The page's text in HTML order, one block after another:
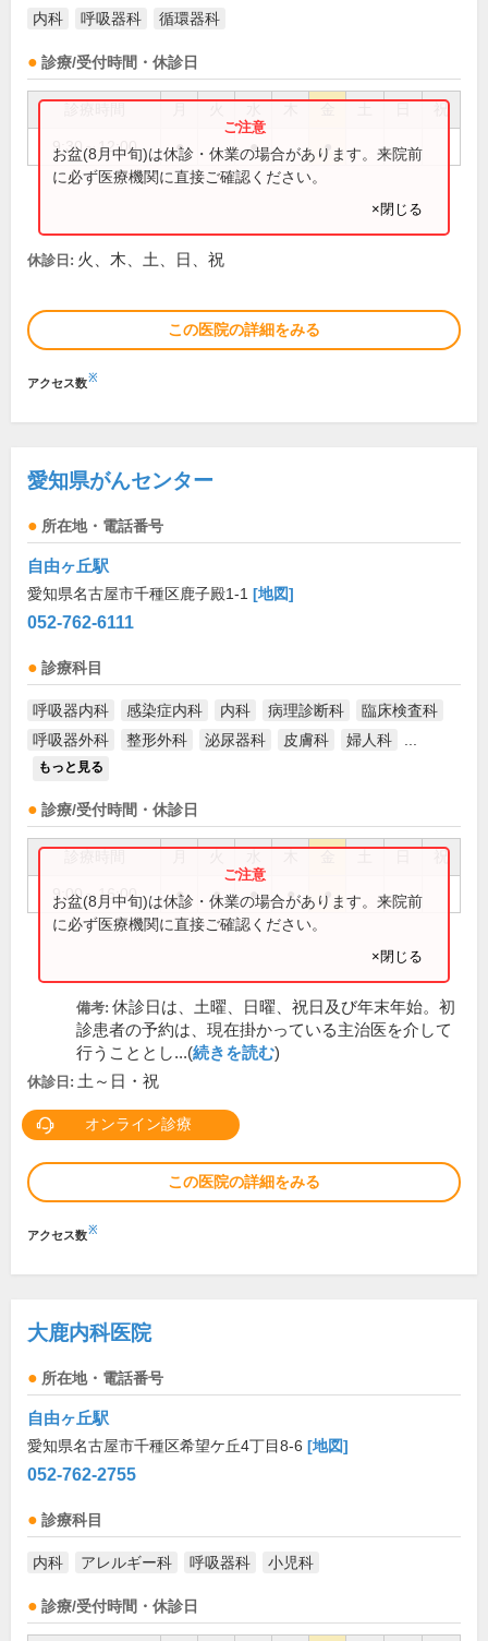
内科 呼吸器科 循環器科
診療/受付時間・休診日
祝
9:30～12:00 ● ● ●
お盆(8月中旬)は休診・休業の場合があります。来院前
に必ず医療機関に直接ご確認ください。
×閉じる
休診日: 火、木、土、日、祝
この医院の詳細をみる
アクセス数※
愛知県がんセンター
所在地・電話番号
自由ヶ丘駅
愛知県名古屋市千種区鹿子殿1-1 [地図]
052-762-6111
診療科目
呼吸器内科 感染症内科 内科 病理診断科
臨床検査科
呼吸器外科
整形外科 泌尿器科 皮膚科 婦人科
もっと見る
診療/受付時間・休診日
祝
9:00～16:00 ● ● ● ● ●
お盆(8月中旬)は休診・休業の場合があります。来院前
に必ず医療機関に直接ご確認ください。
×閉じる
備考: 休診日は、土曜、日曜、祝日及び年末年始。初
診患者の予約は、現在掛かっている主治医を介して
行うこととし...(続きを読む)
休診日: 土～日・祝
オンライン診療
この医院の詳細をみる
アクセス数※
大鹿内科医院
所在地・電話番号
自由ヶ丘駅
愛知県名古屋市千種区希望ケ丘4丁目8-6 [地図]
052-762-2755
診療科目
内科 アレルギー科 呼吸器科 小児科
診療/受付時間・休診日